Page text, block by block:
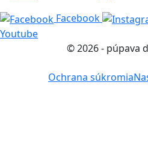
Facebook
Youtube
© 2026 - púpava
Ochrana súkromia